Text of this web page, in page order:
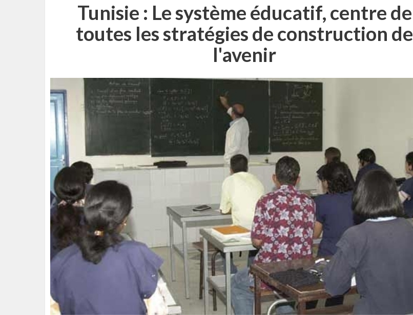
Tunisie : Le système éducatif, centre de
toutes les stratégies de construction de
l'avenir